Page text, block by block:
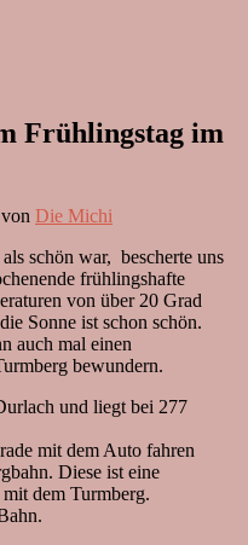
Frühlingstag im
von Die Michi
schön war, bescherte uns
frühlingshafte
von über 20 Grad
Sonne ist schon schön.
auch mal einen
bewundern.
und liegt bei 277
mit dem Auto fahren
Diese ist eine
dem Turmberg.